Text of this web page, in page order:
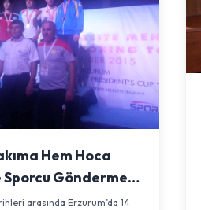
Hem Hoca
Sporcu Göndermek
Ayrı Bir Gurur”
arasında Erzurum’da 14